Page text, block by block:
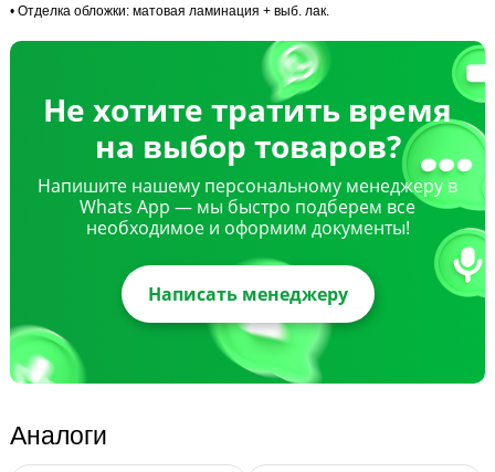
• Отделка обложки: матовая ламинация + выб. лак.
Не хотите тратить время
на выбор товаров?
Напишите нашему персональному менеджеру в
Whats App — мы быстро подберем все
необходимое и оформим документы!
Написать менеджеру
Аналоги